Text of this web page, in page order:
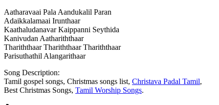
Aatharavaai Pala Aandukalil Paran
Adaikkalamaai Irunthaar
Kaathaludanavar Kaippanni Seythida
Kanivudan Aathariththaar
Thariththaar Thariththaar Thariththaar
Parisuthathil Alangarithaar
Song Description:
Tamil gospel songs, Christmas songs list, Christava Padal Tamil,
Best Christmas Songs, Tamil Worship Songs.